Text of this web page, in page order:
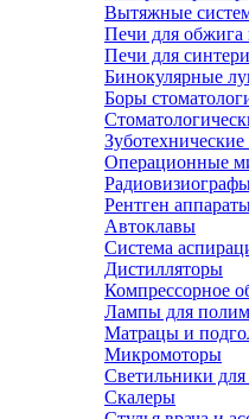
Вытяжные
Печи для обжига
Печи для
Бинокулярные
Боры
Операционные
Рентген
Автоклавы
Система
Дистилляторы
Компрессорное
Лампы для
Матрацы и
Микромоторы
Светильники для
Скалеры